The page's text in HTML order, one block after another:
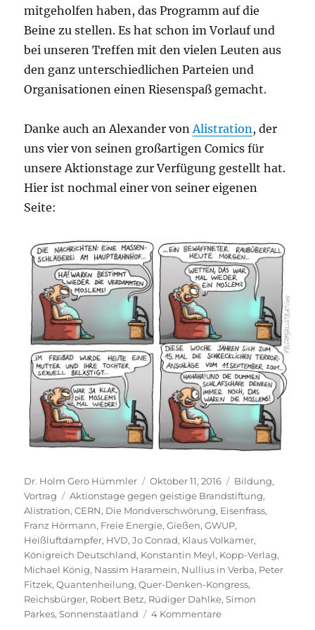
mitgeholfen haben, das Programm auf die
Beine zu stellen. Es hat schon im Vorlauf und
bei unseren Treffen mit den vielen Leuten aus
den ganz unterschiedlichen Parteien und
Organisationen einen Riesenspaß gemacht.
Danke auch an Alexander von Alistration , der
uns vier von seinen großartigen Comics für
unsere Aktionstage zur Verfügung gestellt hat.
Hier ist nochmal einer von seiner eigenen
Seite:
Autor
Dr. Holm Gero Hümmler
Veröffentlicht
am
Oktober 11, 2016 Kategorien
Bildung,
Vortrag
Schlagwörter
Aktionstage gegen geistige Brandstiftung,
Alistration,CERN, Die Mondverschwörung, Eisenfrass,
Franz Hörmann, Freie Energie,Gießen,GWUP,
Heißluftdampfer, HVD,Jo Conrad, Klaus Volkamer,
Königreich Deutschland, Konstantin Meyl, Kopp-Verlag,
Michael König, Nassim Haramein, Nullius in Verba, Peter
Fitzek,Quantenheilung,Quer-Denken-Kongress,
Reichsbürger, Robert Betz, Rüdiger Dahlke,Simon
Parkes,Sonnenstaatland 4 Kommentarezu